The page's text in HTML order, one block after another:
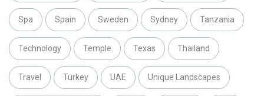
Spa Spain Sweden Sydney Tanzania
Technology Temple Texas Thailand
Travel Turkey UAE Unique Landscapes